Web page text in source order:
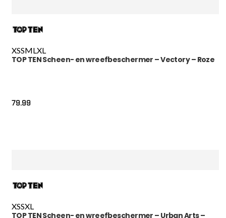
XSSMLXL
TOP TEN Scheen- en wreefbeschermer – Vectory – Roze
79.99
XSSXL
TOP TEN Scheen- en wreefbeschermer – Urban Arts –